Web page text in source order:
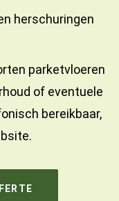
herschuringen
parketvloeren
of eventuele
bereikbaar,